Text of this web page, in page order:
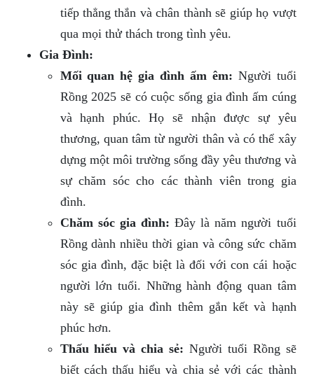
tiếp thẳng thắn và chân thành sẽ giúp họ vượt
qua mọi thử thách trong tình yêu.
Gia Đình:
Mối quan hệ gia đình ấm êm: Người tuổi
Rồng 2025 sẽ có cuộc sống gia đình ấm cúng
và hạnh phúc. Họ sẽ nhận được sự yêu
thương, quan tâm từ người thân và có thể xây
dựng một môi trường sống đầy yêu thương và
sự chăm sóc cho các thành viên trong gia
đình.
Chăm sóc gia đình: Đây là năm người tuổi
Rồng dành nhiều thời gian và công sức chăm
sóc gia đình, đặc biệt là đối với con cái hoặc
người lớn tuổi. Những hành động quan tâm
này sẽ giúp gia đình thêm gắn kết và hạnh
phúc hơn.
Thấu hiểu và chia sẻ: Người tuổi Rồng sẽ
biết cách thấu hiểu và chia sẻ với các thành